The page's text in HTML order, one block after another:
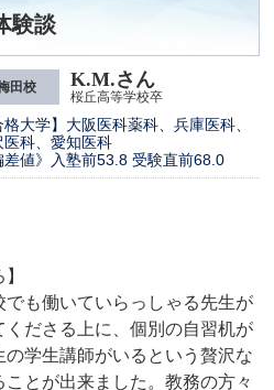
験談
田校 K.M.さん
桜丘高等学校卒
格大学】大阪医科薬科、兵庫医科、
医科、愛知医科
差値》入塾前53.8 受験直前68.0
でも働いていらっしゃる先生が
ださる上に、個別の自習机が
学生講師がいるという贅沢な
とが出来ました。教務の方々